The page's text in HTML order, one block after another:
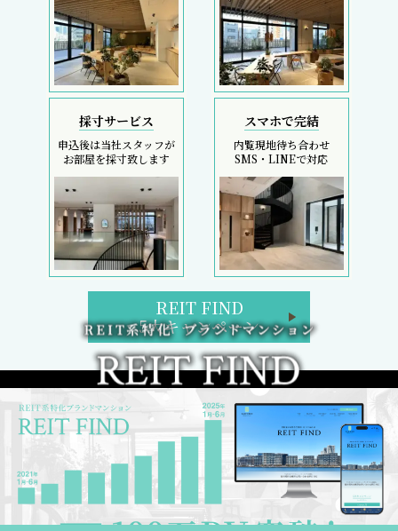
採寸サービス
申込後は当社スタッフが
お部屋を採寸致します
スマホで完結
内覧現地待ち合わせ
SMS・LINEで対応
REIT FIND
5大キャンペーン